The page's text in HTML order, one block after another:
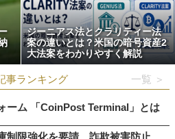
ジーニアス法とクラリティー法
案の違いとは？米国の暗号資産2
大法案をわかりやすく解説
事ランキング 一覧 ＞
ーム 「CoinPost Terminal」とは